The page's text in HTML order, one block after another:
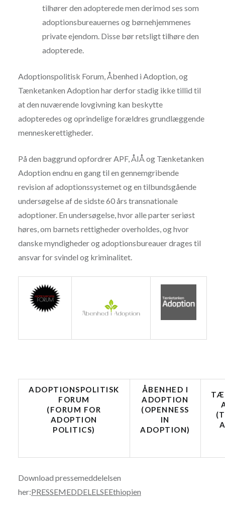
tilhører den adopterede men derimod ses som
adoptionsbureauernes og børnehjemmenes
private ejendom. Disse bør retsligt tilhøre den
adopterede.
Adoptionspolitisk Forum, Åbenhed i Adoption, og
Tænketanken Adoption har derfor stadig ikke tillid til
at den nuværende lovgivning kan beskytte
adopteredes og oprindelige forældres grundlæggende
menneskerettigheder.
På den baggrund opfordrer APF, ÅIÅ og Tænketanken
Adoption endnu en gang til en gennemgribende
revision af adoptionssystemet og en tilbundsgående
undersøgelse af de sidste 60 års transnationale
adoptioner. En undersøgelse, hvor alle parter seriøst
høres, om barnets rettigheder overholdes, og hvor
danske myndigheder og adoptionsbureauer drages til
ansvar for svindel og kriminalitet.
ADOPTIONSPOLITISK
FORUM
(FORUM FOR
ADOPTION
POLITICS)
ÅBENHED I
ADOPTION
(OPENNESS
IN
ADOPTION)
Download pressemeddelelsen
her:PRESSEMEDDELELSEEthiopien